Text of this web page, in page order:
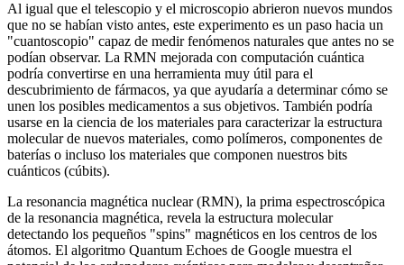
Al igual que el telescopio y el microscopio abrieron nuevos mundos
que no se habían visto antes, este experimento es un paso hacia un
"cuantoscopio" capaz de medir fenómenos naturales que antes no se
podían observar. La RMN mejorada con computación cuántica
podría convertirse en una herramienta muy útil para el
descubrimiento de fármacos, ya que ayudaría a determinar cómo se
unen los posibles medicamentos a sus objetivos. También podría
usarse en la ciencia de los materiales para caracterizar la estructura
molecular de nuevos materiales, como polímeros, componentes de
baterías o incluso los materiales que componen nuestros bits
cuánticos (cúbits).
La resonancia magnética nuclear (RMN), la prima espectroscópica
de la resonancia magnética, revela la estructura molecular
detectando los pequeños "spins" magnéticos en los centros de los
átomos. El algoritmo Quantum Echoes de Google muestra el